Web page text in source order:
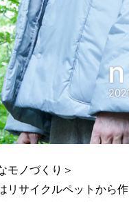
モノづくり＞
リサイクルペットから